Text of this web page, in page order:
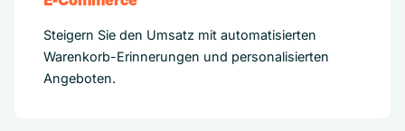
Steigern Sie den Umsatz mit automatisierten
Warenkorb-Erinnerungen und personalisierten
Angeboten.